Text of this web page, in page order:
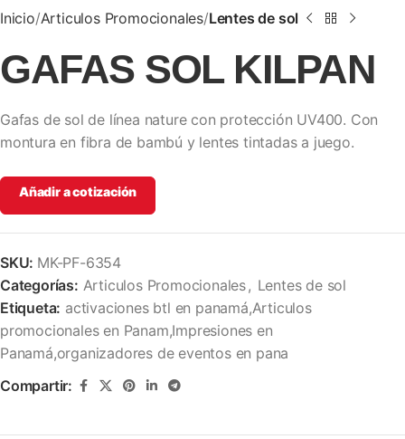
Inicio Articulos Promocionales Lentes de sol
GAFAS SOL KILPAN
Gafas de sol de línea nature con protección UV400. Con
montura en fibra de bambú y lentes tintadas a juego.
Añadir a cotización
SKU: MK-PF-6354
Categorías: Articulos Promocionales , Lentes de sol
Etiqueta: activaciones btl en panamá,Articulos
promocionales en Panam,Impresiones en
Panamá,organizadores de eventos en pana
Compartir: